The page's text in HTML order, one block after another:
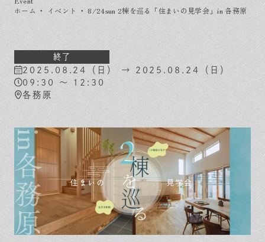
ホーム ・ イベント ・8/24sun 2棟を巡る「住まいの見学会」in 各務原
終了
2025.08.24（日） → 2025.08.24（日）
09:30 ～ 12:30
各務原
私たちの想い
素材のこだわり
住まいの特性
家づくりの流れ
ヒノキプロジェクト
For customer
スタイル集
イベントを探す
気軽に相談会
お客様の声
お知らせ
イベント
Company
スタッフ紹介
Contact
資料請求
In FaLI
Event Contact